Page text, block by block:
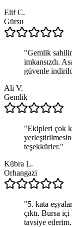
Elif C.
Gürsu
"Gemlik
imkansızdı.
güvenle
Ali V.
Gemlik
"Ekipleri çok
teşekkürler."
Kübra L.
Orhangazi
"5. kata
çıktı. Bursa
tavsiye ederim.